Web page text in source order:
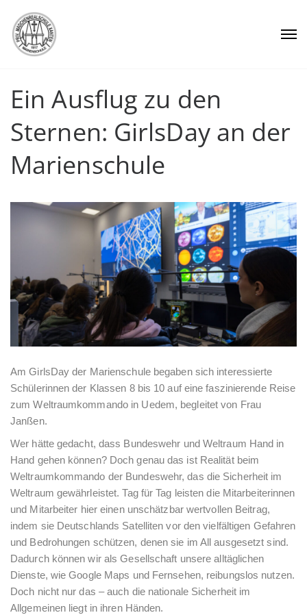
Ein Ausflug zu den
Sternen: GirlsDay an der
Marienschule
Am GirlsDay der Marienschule begaben sich interessierte
Schülerinnen der Klassen 8 bis 10 auf eine faszinierende Reise
zum Weltraumkommando in Uedem, begleitet von Frau
Janßen.
Wer hätte gedacht, dass Bundeswehr und Weltraum Hand in
Hand gehen können? Doch genau das ist Realität beim
Weltraumkommando der Bundeswehr, das die Sicherheit im
Weltraum gewährleistet. Tag für Tag leisten die Mitarbeiterinnen
und Mitarbeiter hier einen unschätzbar wertvollen Beitrag,
indem sie Deutschlands Satelliten vor den vielfältigen Gefahren
und Bedrohungen schützen, denen sie im All ausgesetzt sind.
Dadurch können wir als Gesellschaft unsere alltäglichen
Dienste, wie Google Maps und Fernsehen, reibungslos nutzen.
Doch nicht nur das – auch die nationale Sicherheit im
Allgemeinen liegt in ihren Händen.